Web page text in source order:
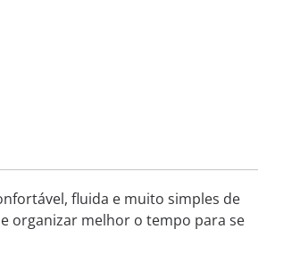
fluida e muito simples de
organizar melhor o tempo para se